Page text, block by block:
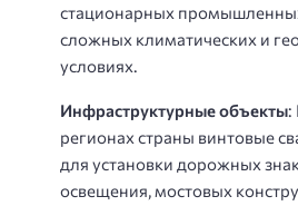
стационарных
сложных климатических и
условиях.
Инфраструктурные объекты:
регионах страны винтовые
для установки дорожных
освещения, мостовых